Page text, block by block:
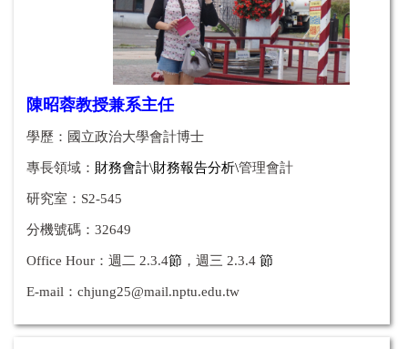
陳昭蓉教授兼系主任
學歷：國立政治大學會計博士
專長領域： 財務會計\財務報告分析\管理會計
研究室：S2-545
分機號碼：32649
Office Hour： 週二 2.3.4節 ， 週三 2.3.4 節
E-mail： chjung25@mail.nptu.edu.tw